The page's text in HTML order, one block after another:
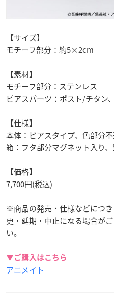
【サイズ】
モチーフ部分：約5×2cm
【素材】
モチーフ部分：ステンレス
ピアスパーツ：ポスト/チタン
【仕様】
本体：ピアスタイプ、色部分
箱：フタ部分マグネット入り
【価格】
7,700円(税込)
※商品の発売・仕様などにつ
更・延期・中止になる場合が
い。
▼ご購入はこちら
アニメイト